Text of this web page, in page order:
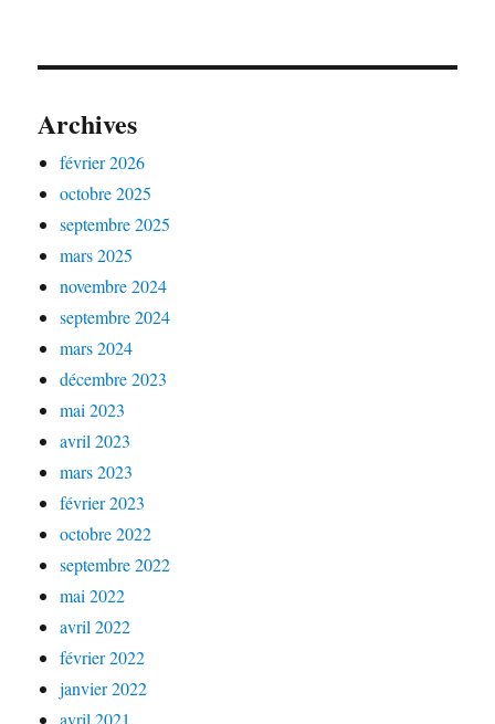
Archives
février 2026
octobre 2025
septembre 2025
mars 2025
novembre 2024
septembre 2024
mars 2024
décembre 2023
mai 2023
avril 2023
mars 2023
février 2023
octobre 2022
septembre 2022
mai 2022
avril 2022
février 2022
janvier 2022
avril 2021